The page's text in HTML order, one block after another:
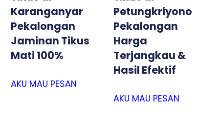
Karanganyar
Pekalongan
Jaminan Tikus
Mati 100%
AKU MAU PESAN
Petungkriyono
Pekalongan
Harga
Terjangkau &
Hasil Efektif
AKU MAU PESAN